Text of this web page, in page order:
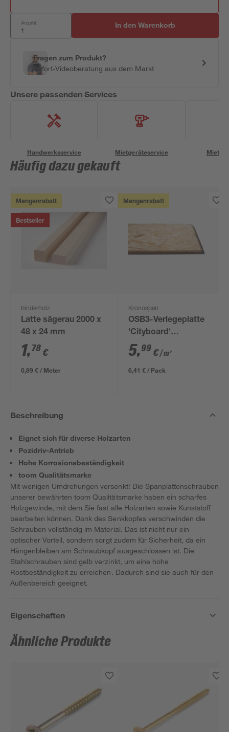
Anzahl: In den Warenkorb
Fragen zum Produkt?
Sofort-Videoberatung aus dem Markt
Unsere passenden Services
Handwerksservice Mietgeräteservice
Häufig dazu gekauft
Mengenrabatt
Bestseller
binderholz
Latte sägerau 2000 x
48 x 24 mm
1,78 €
0,89 € / Meter
Mengenrabatt
Kronospan
OSB3-Verlegeplatte
'Cityboard'
ungeschliffen 1690 x
634 x 12 mm
5,99 €/ m²
6,41 € / Pack
Beschreibung
Eignet sich für diverse Holzarten
Pozidriv-Antrieb
Hohe Korrosionsbeständigkeit
toom Qualitätsmarke
Mit wenigen Umdrehungen versenkt! Die Spanplattenschrauben
unserer bewährten toom Qualitätsmarke haben ein scharfes
Holzgewinde, mit dem Sie fast alle Holzarten sowie Kunststoff
bearbeiten können. Dank des Senkkopfes verschwinden die
Schrauben vollständig im Material. Das ist nicht nur ein
optischer Vorteil, sondern sorgt zudem für Sicherheit, da ein
Hängenbleiben am Schraubkopf ausgeschlossen ist. Die
Stahlschrauben sind gelb verzinkt, um eine hohe
Rostbeständigkeit zu erreichen. Dadurch sind sie auch für den
Außenbereich geeignet.
Eigenschaften
Ähnliche Produkte